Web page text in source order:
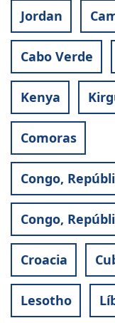
Jordan
Cabo Verde
Kenya
Comoras
Congo,
Congo,
Croacia
Lesotho